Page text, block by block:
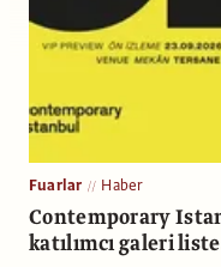
Fuarlar Haber
Contemporary
katılımcı galeri